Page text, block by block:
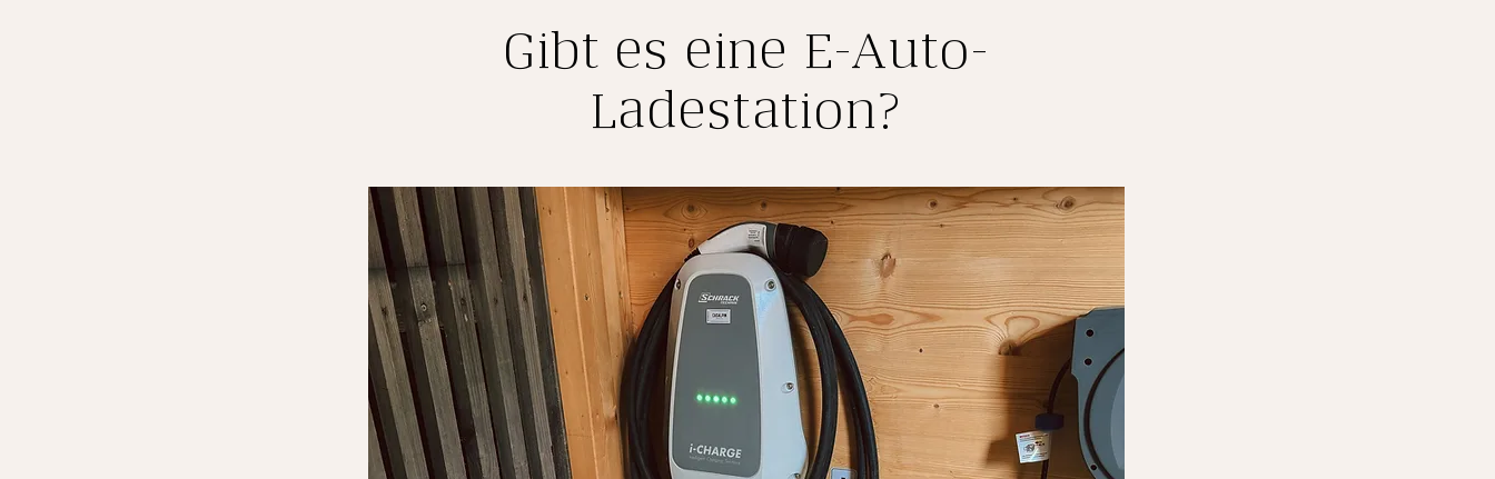
Gibt es eine E-Auto-
Ladestation?